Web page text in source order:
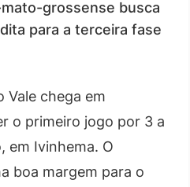
grossense busca
para a terceira fase
Vale chega em
o primeiro jogo por 3 a
em Ivinhema. O
boa margem para o